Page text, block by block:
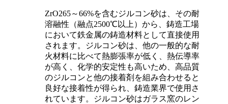
ZrO265～66%を含むジルコン砂は、その耐
溶融性（融点2500℃以上）から、鋳造工場
において鉄金属の鋳造材料として直接使用
されます。ジルコン砂は、他の一般的な耐
火材料に比べて熱膨張率が低く、熱伝導率
が高く、化学的安定性も高いため、高品質
のジルコンと他の接着剤を組み合わせると
良好な接着性が得られ、鋳造業界で使用さ
れています。ジルコン砂はガラス窯のレン